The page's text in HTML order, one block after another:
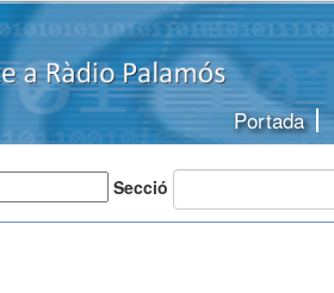
Portada
Secció